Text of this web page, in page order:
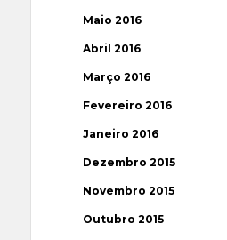
Maio 2016
Abril 2016
Março 2016
Fevereiro 2016
Janeiro 2016
Dezembro 2015
Novembro 2015
Outubro 2015